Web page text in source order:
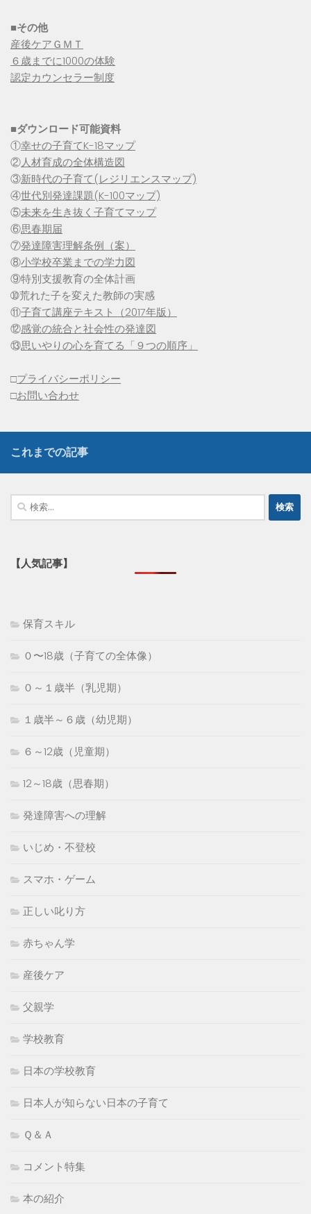
■その他
産後ケアＧＭＴ
６歳までに1000の体験
認定カウンセラー制度
■ダウンロード可能資料
①幸せの子育てK-18マップ
②人材育成の全体構造図
③新時代の子育て(レジリエンスマップ)
④世代別発達課題(K-100マップ)
⑤未来を生き抜く子育てマップ
⑥思春期届
⑦発達障害理解条例（案）
⑧小学校卒業までの学力図
⑨特別支援教育の全体計画
➉荒れた子を変えた教師の実感
⑪子育て講座テキスト（2017年版）
⑫感覚の統合と社会性の発達図
⑬思いやりの心を育てる「９つの順序」
□プライバシーポリシー
□お問い合わせ
これまでの記事
検
索:
【人気記事】
保育スキル
０〜18歳（子育ての全体像）
０～１歳半（乳児期）
１歳半～６歳（幼児期）
６～12歳（児童期）
12～18歳（思春期）
発達障害への理解
いじめ・不登校
スマホ・ゲーム
正しい叱り方
赤ちゃん学
産後ケア
父親学
学校教育
日本の学校教育
日本人が知らない日本の子育て
Ｑ＆Ａ
コメント特集
本の紹介